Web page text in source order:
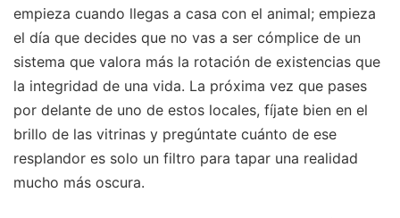
empieza cuando llegas a casa con el animal; empieza
el día que decides que no vas a ser cómplice de un
sistema que valora más la rotación de existencias que
la integridad de una vida. La próxima vez que pases
por delante de uno de estos locales, fíjate bien en el
brillo de las vitrinas y pregúntate cuánto de ese
resplandor es solo un filtro para tapar una realidad
mucho más oscura.